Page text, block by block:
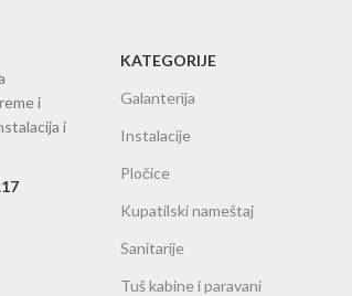
i
i
KATEGORIJE
Galanterija
Instalacije
Pločice
Kupatilski nameštaj
Sanitarije
Tuš kabine i paravani